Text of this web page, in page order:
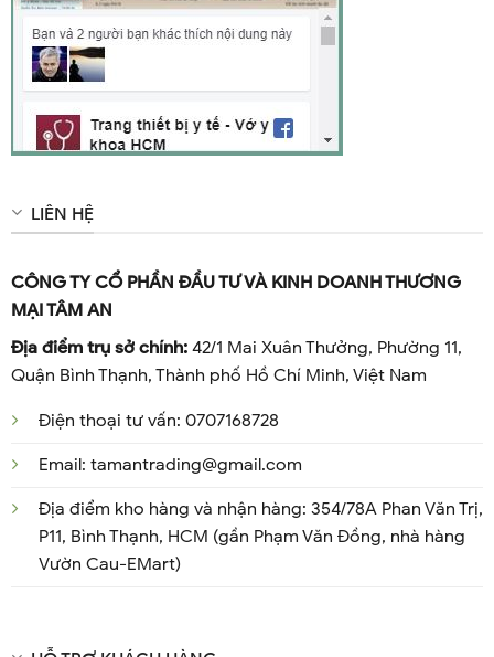
LIÊN HỆ
CÔNG TY CỔ PHẦN ĐẦU TƯ VÀ KINH DOANH THƯƠNG
MẠI TÂM AN
Địa điểm trụ sở chính:42/1 Mai Xuân Thưởng, Phường 11,
Quận Bình Thạnh, Thành phố Hồ Chí Minh, Việt Nam
Điện thoại tư vấn: 0707168728
Email: tamantrading@gmail.com
Địa điểm kho hàng và nhận hàng: 354/78A Phan Văn Trị,
P11, Bình Thạnh, HCM (gần Phạm Văn Đồng, nhà hàng
Vườn Cau-EMart)